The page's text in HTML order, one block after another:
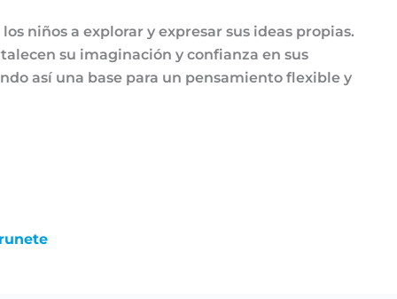
niños a explorar y expresar sus ideas propias.
su imaginación y confianza en sus
así una base para un pensamiento flexible y